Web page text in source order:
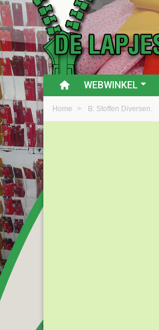
WEBWINKEL
Home > B: Stoffen Diversen.